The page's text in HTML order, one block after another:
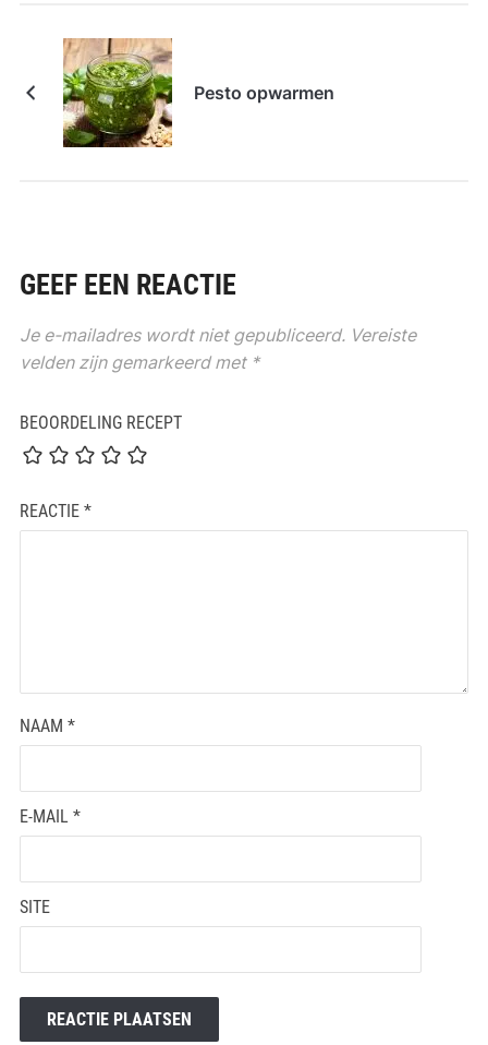
Pesto opwarmen
GEEF EEN REACTIE
Je e-mailadres wordt niet gepubliceerd. Vereiste
velden zijn gemarkeerd met *
BEOORDELING RECEPT
REACTIE *
NAAM *
E-MAIL *
SITE